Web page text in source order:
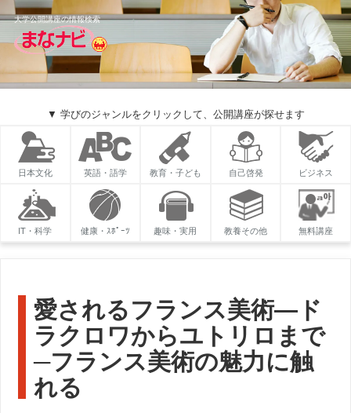
大学公開講座の情報検索
▼ 学びのジャンルをクリックして、公開講座が探せます
日本文化 英語・語学 教育・子ども 自己啓発 ビジネス
IT・科学 健康・ｽﾎﾟｰﾂ 趣味・実用 教養その他 無料講座
愛されるフランス美術―ド
ラクロワからユトリロまで
─フランス美術の魅力に触
れる